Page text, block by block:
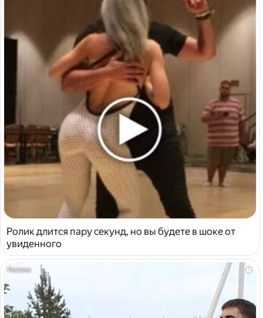
Ролик длится пару секунд, но вы будете в шоке от
увиденного
i